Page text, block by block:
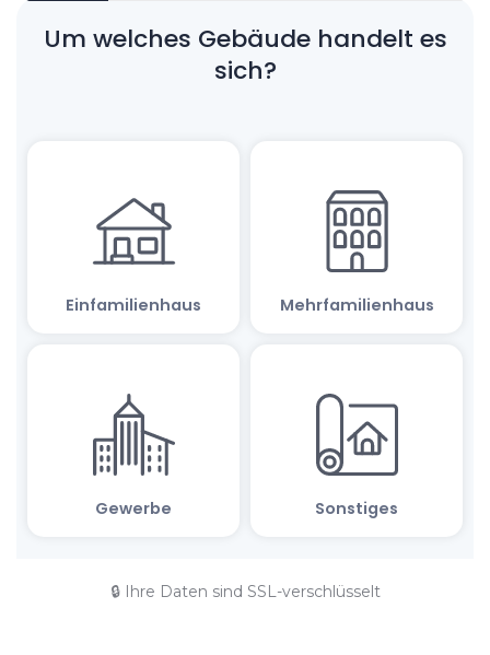
🔒 Ihre Daten sind SSL-verschlüsselt